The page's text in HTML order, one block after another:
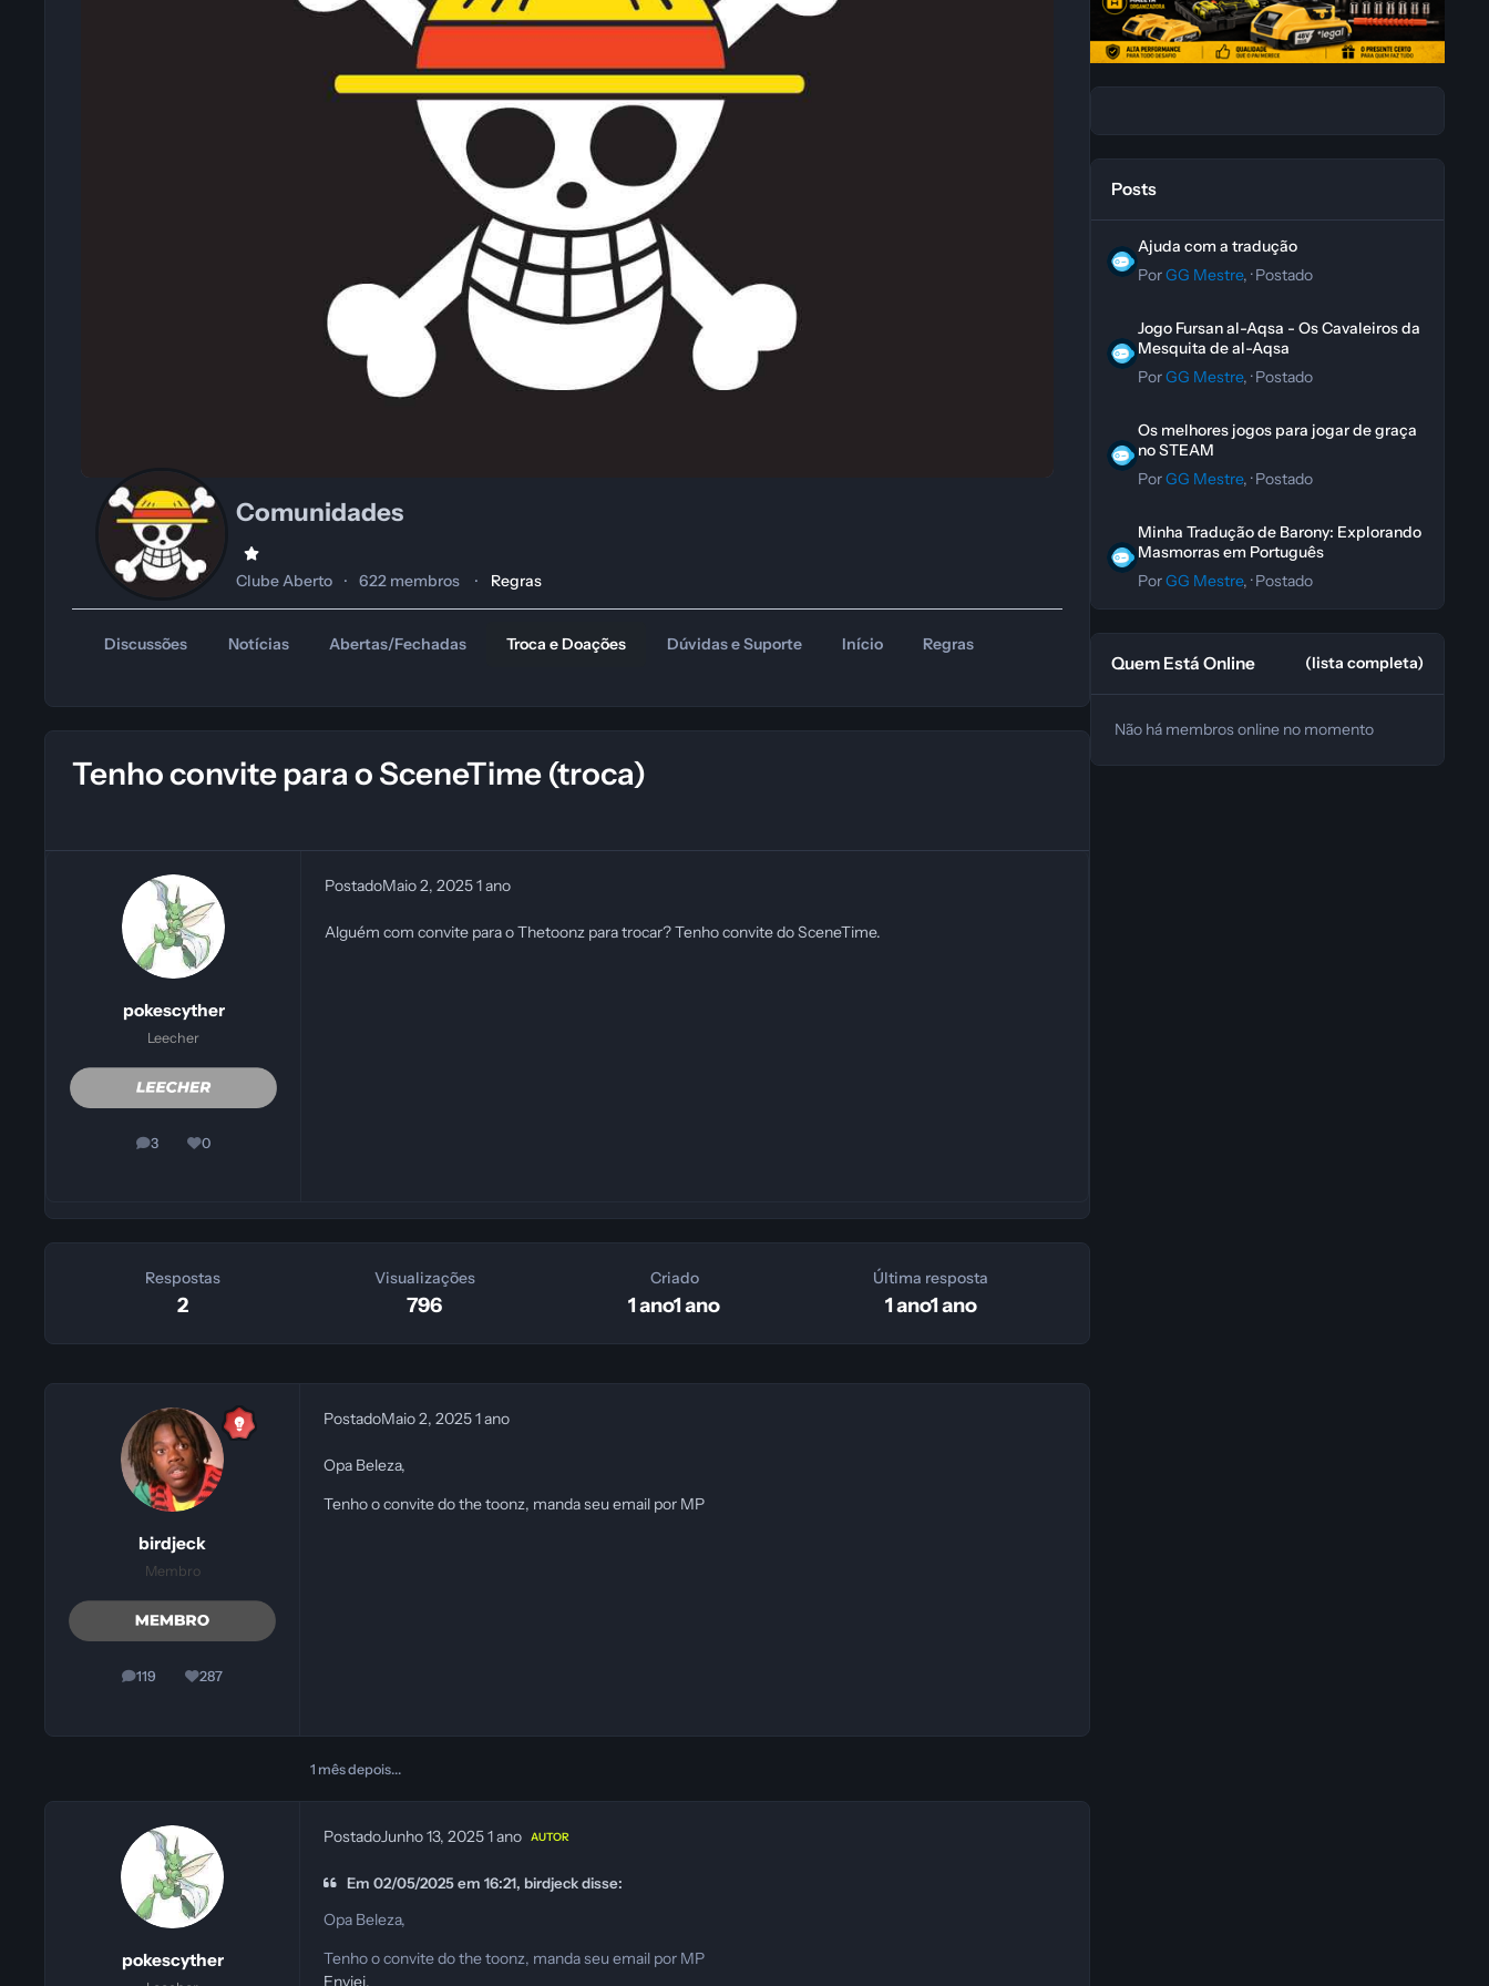
Comunidades
Clube Aberto 622 membros Regras
Discussões Notícias Abertas/Fechadas Troca e Doações Dúvidas e Suporte Início Regras
Tenho convite para o SceneTime (troca)
pokescyther
Leecher
3
posts 0
Reputação
PostadoMaio 2, 20251 ano
Alguém com convite para o Thetoonz para trocar? Tenho convite do SceneTime.
Respostas
2
Visualizações
796
Criado
1 ano1 ano
Última resposta
1 ano1 ano
birdjeck
Membro
119
posts 287
Reputação
PostadoMaio 2, 20251 ano
Opa Beleza,
Tenho o convite do the toonz, manda seu email por MP
1 mês depois...
pokescyther
PostadoJunho 13, 20251 ano AUTOR
Em 02/05/2025 em 16:21, birdjeck disse:
Opa Beleza,
Tenho o convite do the toonz, manda seu email por MP
Enviei.
Posts
Ajuda com a tradução
PorGG Mestre, ·Postado
Jogo Fursan al-Aqsa - Os Cavaleiros da
Mesquita de al-Aqsa
PorGG Mestre, ·Postado
Os melhores jogos para jogar de graça
no STEAM
PorGG Mestre, ·Postado
Minha Tradução de Barony: Explorando
Masmorras em Português
PorGG Mestre, ·Postado
Quem Está Online (lista completa)
Não há membros online no momento